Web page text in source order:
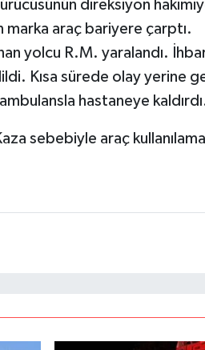
direksiyon
araç bariyere çarptı.
yolcu R.M. yaralandı.
Kısa sürede olay yerine
hastaneye
sebebiyle araç